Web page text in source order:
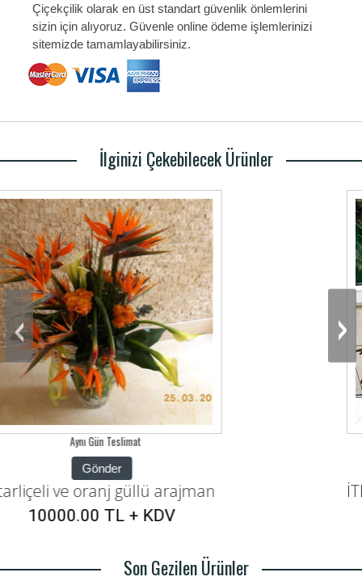
Çiçekçilik olarak en üst standart güvenlik önlemlerini
sizin için alıyoruz. Güvenle online ödeme işlemlerinizi
sitemizde tamamlayabilirsiniz.
İlginizi Çekebilecek Ürünler
Aynı Gün Teslimat
Gönder
İTHAL DAL ORKİDE VE BEYAZ GÜL ARAJMANI
12500.00 TL + KDV
‹ ›
Son Gezilen Ürünler